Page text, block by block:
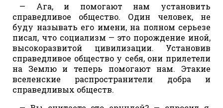
— Ага, и помогают нам установить
справедливое общество. Один человек, не
буду называть его имени, на полном серьезе
писал, что социализм — это порождение иной,
высокоразвитой цивилизации. Установив
справедливое общество у себя, они прилетели
на Землю и теперь помогают нам. Этакие
вселенские распространители добра и
справедливых обществ.